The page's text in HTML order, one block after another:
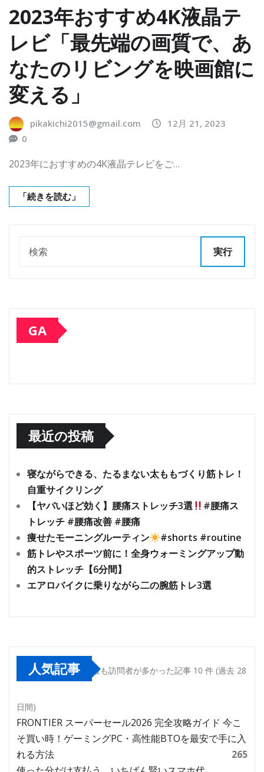
2023年おすすめ4K液晶テ
レビ「最先端の画質で、あ
なたのリビングを映画館に
変える」
pikakichi2015@gmail.com
12月 21, 2023
0
2023年におすすめの4K液晶テレビをご…
「続きを読む」
実行
GA
最近の投稿
寝ながらできる、たるまない太ももづくり筋トレ！
自重サイクリング
【ヤバいほど効く】腰痛ストレッチ3選
#腰痛ス
トレッチ #腰痛改善 #腰痛
痩せたモーニングルーティン
#shorts #routine
筋トレやスポーツ前に！全身ウォーミングアップ動
的ストレッチ【6分間】
エアロバイクに乗りながら二の腕筋トレ3選
人気記事 最も訪問者が多かった記事 10 件 (過去 28
日間)
FRONTIER スーパーセール2026 完全攻略ガイド 今こ
そ買い時！ゲーミングPC・高性能BTOを最安で手に入
れる方法
265